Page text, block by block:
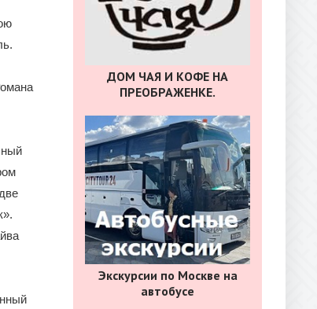
ДОМ ЧАЯ И КОФЕ НА
ПРЕОБРАЖЕНКЕ.
Экскурсии по Москве на
автобусе